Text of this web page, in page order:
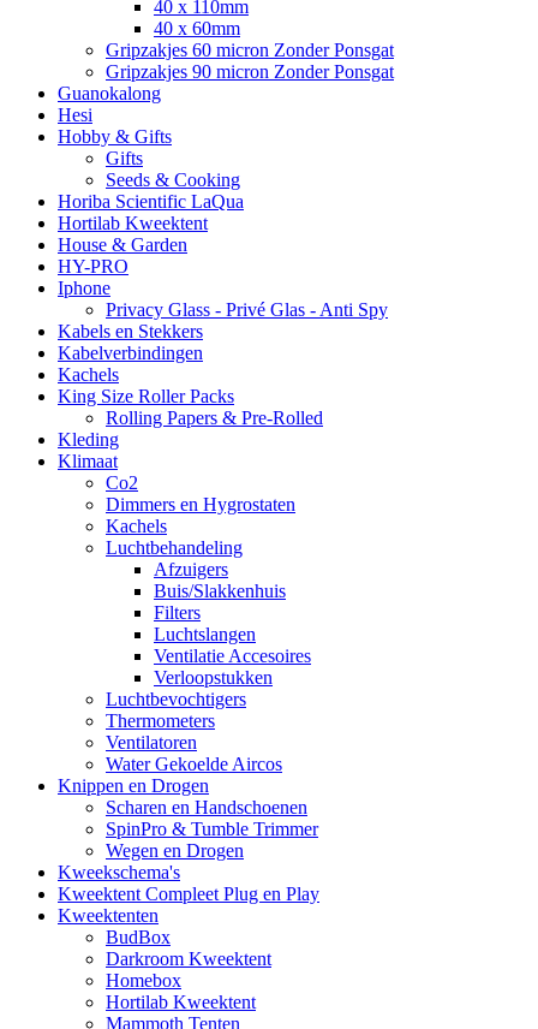
40 x 110mm
40 x 60mm
Gripzakjes 60 micron Zonder Ponsgat
Gripzakjes 90 micron Zonder Ponsgat
Guanokalong
Hesi
Hobby & Gifts
Gifts
Seeds & Cooking
Horiba Scientific LaQua
Hortilab Kweektent
House & Garden
HY-PRO
Iphone
Privacy Glass - Privé Glas - Anti Spy
Kabels en Stekkers
Kabelverbindingen
Kachels
King Size Roller Packs
Rolling Papers & Pre-Rolled
Kleding
Klimaat
Co2
Dimmers en Hygrostaten
Kachels
Luchtbehandeling
Afzuigers
Buis/Slakkenhuis
Filters
Luchtslangen
Ventilatie Accesoires
Verloopstukken
Luchtbevochtigers
Thermometers
Ventilatoren
Water Gekoelde Aircos
Knippen en Drogen
Scharen en Handschoenen
SpinPro & Tumble Trimmer
Wegen en Drogen
Kweekschema's
Kweektent Compleet Plug en Play
Kweektenten
BudBox
Darkroom Kweektent
Homebox
Hortilab Kweektent
Mammoth Tenten